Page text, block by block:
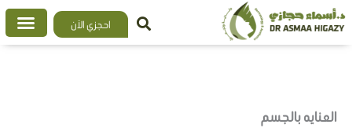
تخطي
إلى
احجزي الآن
العنايه بالجسم